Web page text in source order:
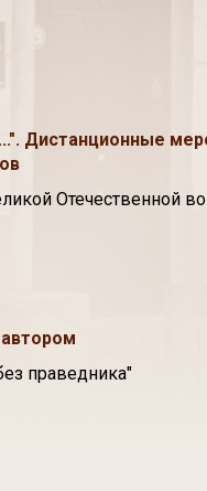
Дистанционные
Отечественной
праведника"